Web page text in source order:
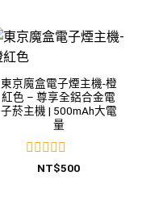
滿
分
5
東京魔盒電子煙主機-橙
紅色 – 尊享全鋁合金電
子菸主機 | 500mAh大電
量
評NT$500